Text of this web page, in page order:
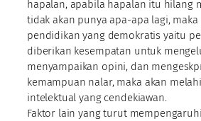
hapalan, apabila hapalan itu hilang
tidak akan punya apa-apa lagi,
pendidikan yang demokratis yaitu
diberikan kesempatan untuk
menyampaikan opini, dan
kemampuan nalar, maka akan
intelektual yang cendekiawan.
Faktor lain yang turut